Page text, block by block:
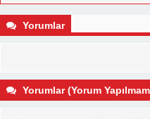
Yorumlar
Yorumlar (Yorum